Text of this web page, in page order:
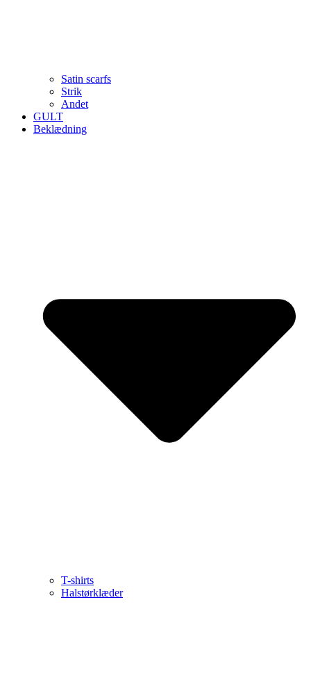
Satin scarfs
Strik
Andet
GULT
Beklædning
T-shirts
Halstørklæder